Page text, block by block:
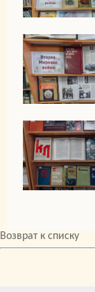
Возврат к списку